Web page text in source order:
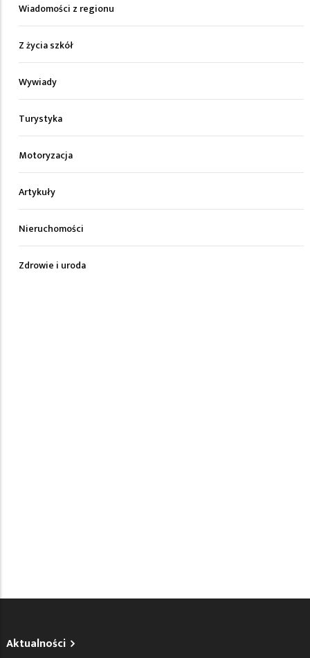
Wiadomości z regionu
Z życia szkół
Wywiady
Turystyka
Motoryzacja
Artykuły
Nieruchomości
Zdrowie i uroda
Aktualności